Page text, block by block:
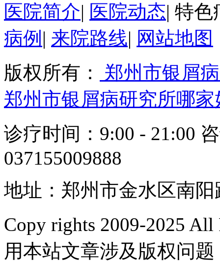
医院简介| 医院动态| 特色
病例 | 来院路线| 网站地图
版权所有：
郑州市银屑
郑州市银屑病研究所哪家
诊疗时间：9:00 - 21:00
037155009888
地址：郑州市金水区南阳
Copy rights 2009-2025
用本站文章涉及版权问